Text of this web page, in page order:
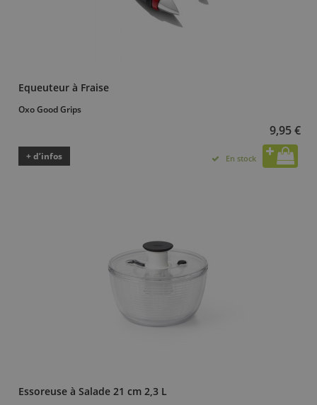
Equeuteur à Fraise
Oxo Good Grips
9,95 €
+ d’infos En stock
Essoreuse à Salade 21 cm 2,3 L